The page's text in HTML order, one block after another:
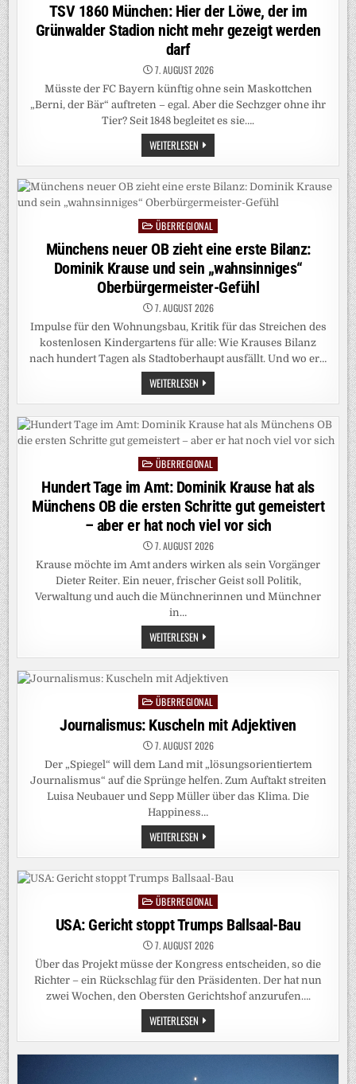
in
TSV 1860 München: Hier der Löwe, der im
Grünwalder Stadion nicht mehr gezeigt werden
darf
7. AUGUST 2026
Müsste der FC Bayern künftig ohne sein Maskottchen
„Berni, der Bär“ auftreten – egal. Aber die Sechzger ohne ihr
Tier? Seit 1848 begleitet es sie….
WEITERLESEN TSV
1860
MÜNCHEN:
DER
LÖWE,
DER
IM
GRÜNWALDER
STADION
NICHT
MEHR
GEZEIGT
WERDEN
DARF
PostedÜBERREGIONAL
Münchens neuer OB zieht eine erste Bilanz:
Dominik Krause und sein „wahnsinniges“
Oberbürgermeister-Gefühl
7. AUGUST 2026
Impulse für den Wohnungsbau, Kritik für das Streichen des
kostenlosen Kindergartens für alle: Wie Krauses Bilanz
nach hundert Tagen als Stadtoberhaupt ausfällt. Und wo er…
WEITERLESEN MÜNCHENS
NEUER
OB
EINE
ERSTE
BILANZ:
DOMINIK
KRAUSE
UND
SEIN
„WAHNSINNIGES“
OBERBÜRGERMEISTER-
GEFÜHL
Posted
in
ÜBERREGIONAL
Hundert Tage im Amt: Dominik Krause hat als
Münchens OB die ersten Schritte gut gemeistert
– aber er hat noch viel vor sich
7. AUGUST 2026
Krause möchte im Amt anders wirken als sein Vorgänger
Dieter Reiter. Ein neuer, frischer Geist soll Politik,
Verwaltung und auch die Münchnerinnen und Münchner
in…
WEITERLESEN HUNDERT
TAGE
IM
DOMINIK
KRAUSE
HAT
ALS
MÜNCHENS
OB
DIE
ERSTEN
SCHRITTE
GUT
GEMEISTERT
–
ABER
ER
HAT
NOCH
VIEL
VOR
PostedÜBERREGIONAL
Journalismus: Kuscheln mit Adjektiven
7. AUGUST 2026
Der „Spiegel“ will dem Land mit „lösungsorientiertem
Journalismus“ auf die Sprünge helfen. Zum Auftakt streiten
Luisa Neubauer und Sepp Müller über das Klima. Die
Happiness…
WEITERLESEN JOURNALISMUS:
KUSCHELN
MIT
PostedÜBERREGIONAL
USA: Gericht stoppt Trumps Ballsaal-Bau
7. AUGUST 2026
Über das Projekt müsse der Kongress entscheiden, so die
Richter – ein Rückschlag für den Präsidenten. Der hat nun
zwei Wochen, den Obersten Gerichtshof anzurufen….
WEITERLESEN USA:
GERICHT
STOPPT